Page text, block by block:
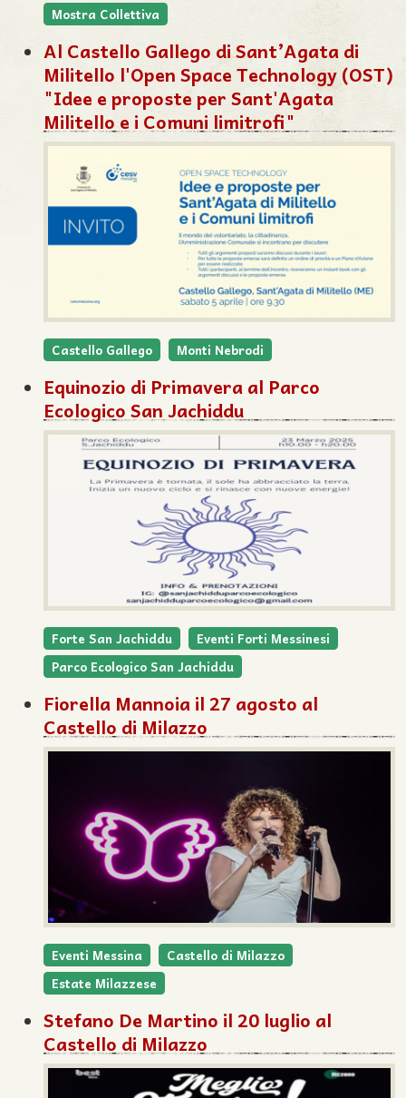
Mostra Collettiva
Al Castello Gallego di Sant’Agata di
Militello l'Open Space Technology (OST)
"Idee e proposte per Sant'Agata
Militello e i Comuni limitrofi"
Castello Gallego Monti Nebrodi
Equinozio di Primavera al Parco
Ecologico San Jachiddu
Forte San Jachiddu
Eventi Forti Messinesi
Parco Ecologico San Jachiddu
Fiorella Mannoia il 27 agosto al
Castello di Milazzo
Eventi Messina
Castello di Milazzo
Estate Milazzese
Stefano De Martino il 20 luglio al
Castello di Milazzo